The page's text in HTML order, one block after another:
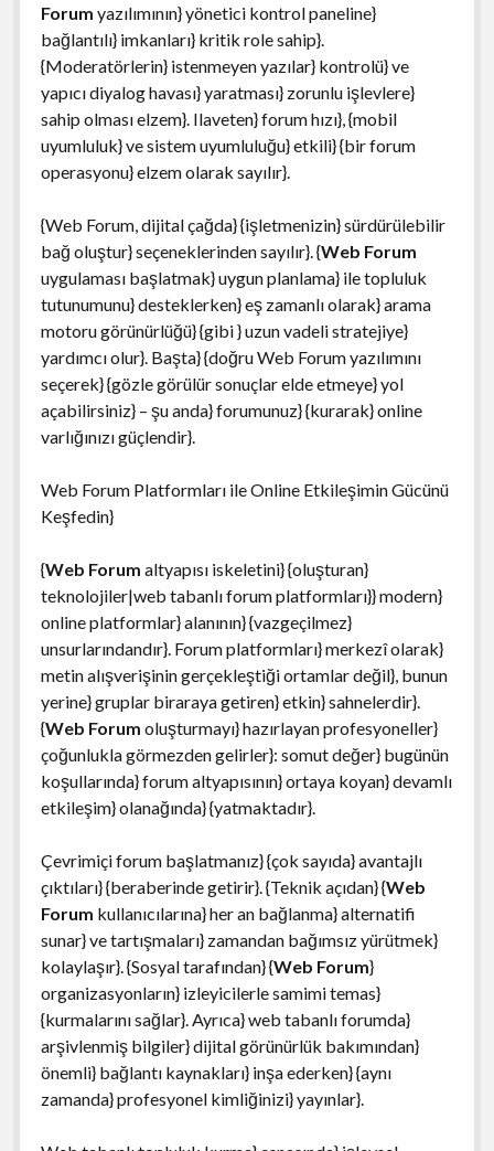
Forum yazılımının} yönetici kontrol paneline}
bağlantılı} imkanları} kritik role sahip}.
{Moderatörlerin} istenmeyen yazılar} kontrolü} ve
yapıcı diyalog havası} yaratması} zorunlu işlevlere}
sahip olması elzem}. Ilaveten} forum hızı}, {mobil
uyumluluk} ve sistem uyumluluğu} etkili} {bir forum
operasyonu} elzem olarak sayılır}.
{Web Forum, dijital çağda} {işletmenizin} sürdürülebilir
bağ oluştur} seçeneklerinden sayılır}. {Web Forum
uygulaması başlatmak} uygun planlama} ile topluluk
tutunumunu} desteklerken} eş zamanlı olarak} arama
motoru görünürlüğü} {gibi } uzun vadeli stratejiye}
yardımcı olur}. Başta} {doğru Web Forum yazılımını
seçerek} {gözle görülür sonuçlar elde etmeye} yol
açabilirsiniz} – şu anda} forumunuz} {kurarak} online
varlığınızı güçlendir}.
Web Forum Platformları ile Online Etkileşimin Gücünü
Keşfedin}
{Web Forum altyapısı iskeletini} {oluşturan}
teknolojiler|web tabanlı forum platformları}} modern}
online platformlar} alanının} {vazgeçilmez}
unsurlarındandır}. Forum platformları} merkezî olarak}
metin alışverişinin gerçekleştiği ortamlar değil}, bunun
yerine} gruplar biraraya getiren} etkin} sahnelerdir}.
{Web Forum oluşturmayı} hazırlayan profesyoneller}
çoğunlukla görmezden gelirler}: somut değer} bugünün
koşullarında} forum altyapısının} ortaya koyan} devamlı
etkileşim} olanağında} {yatmaktadır}.
Çevrimiçi forum başlatmanız} {çok sayıda} avantajlı
çıktıları} {beraberinde getirir}. {Teknik açıdan} {Web
Forum kullanıcılarına} her an bağlanma} alternatifi
sunar} ve tartışmaları} zamandan bağımsız yürütmek}
kolaylaşır}. {Sosyal tarafından} {Web Forum}
organizasyonların} izleyicilerle samimi temas}
{kurmalarını sağlar}. Ayrıca} web tabanlı forumda}
arşivlenmiş bilgiler} dijital görünürlük bakımından}
önemli} bağlantı kaynakları} inşa ederken} {aynı
zamanda} profesyonel kimliğinizi} yayınlar}.